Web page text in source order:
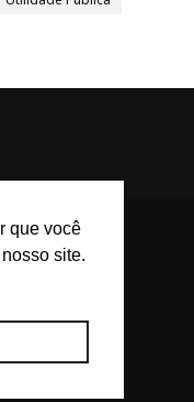
que você
site.
e